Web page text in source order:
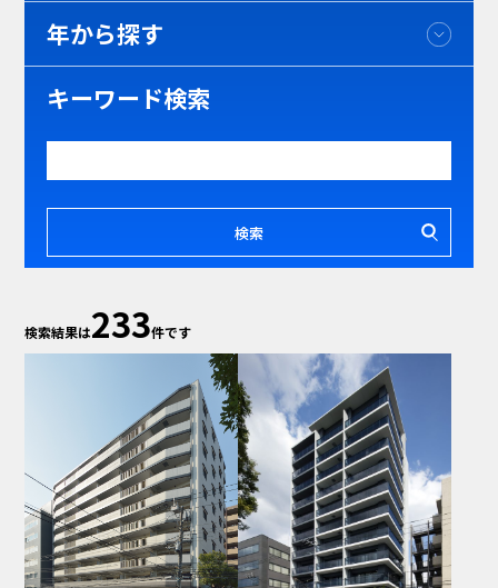
その他
北海道・東北
近畿
九州・沖縄
年から探す
2022年
〜2020年
キーワード検索
検索
検索結果は233件です